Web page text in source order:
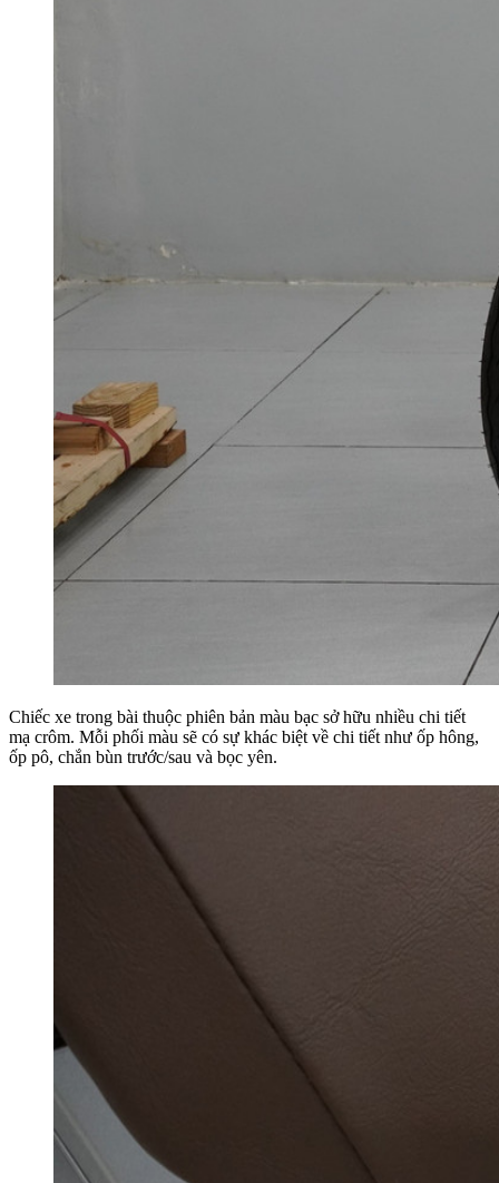
Chiếc xe trong bài thuộc phiên bản màu bạc sở hữu nhiều chi tiết
mạ crôm. Mỗi phối màu sẽ có sự khác biệt về chi tiết như ốp hông,
ốp pô, chắn bùn trước/sau và bọc yên.